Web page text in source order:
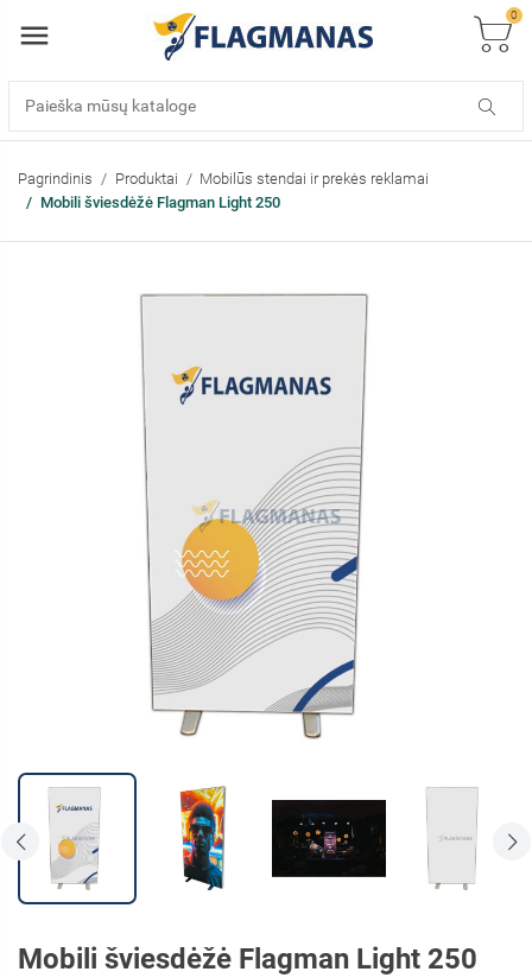
0
Pagrindinis Produktai
Mobilūs stendai ir prekės reklamai
Mobili šviesdėžė Flagman Light 250
Mobili šviesdėžė Flagman Light 250